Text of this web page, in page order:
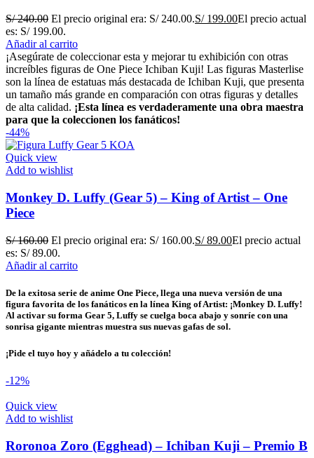
S/240.00 El precio original era: S/ 240.00.S/199.00El precio actual
es: S/ 199.00.
Añadir al carrito
¡Asegúrate de coleccionar esta y mejorar tu exhibición con otras
increíbles figuras de One Piece Ichiban Kuji! Las figuras Masterlise
son la línea de estatuas más destacada de Ichiban Kuji, que presenta
un tamaño más grande en comparación con otras figuras y detalles
de alta calidad. ¡Esta línea es verdaderamente una obra maestra
para que la coleccionen los fanáticos!
-44%
Quick view
Add to wishlist
Monkey D. Luffy (Gear 5) – King of Artist – One
Piece
S/160.00 El precio original era: S/ 160.00.S/89.00El precio actual
es: S/ 89.00.
Añadir al carrito
De la exitosa serie de anime One Piece, llega una nueva versión de una
figura favorita de los fanáticos en la línea King of Artist: ¡Monkey D. Luffy!
Al activar su forma Gear 5, Luffy se cuelga boca abajo y sonríe con una
sonrisa gigante mientras muestra sus nuevas gafas de sol.
¡Pide el tuyo hoy y añádelo a tu colección!
-12%
Quick view
Add to wishlist
Roronoa Zoro (Egghead) – Ichiban Kuji – Premio B